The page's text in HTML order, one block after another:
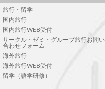
旅行・留学
国内旅行
国内旅行WEB受付
サークル・ゼミ・グループ旅行お問い
合わせフォーム
海外旅行
海外旅行WEB受付
留学（語学研修）